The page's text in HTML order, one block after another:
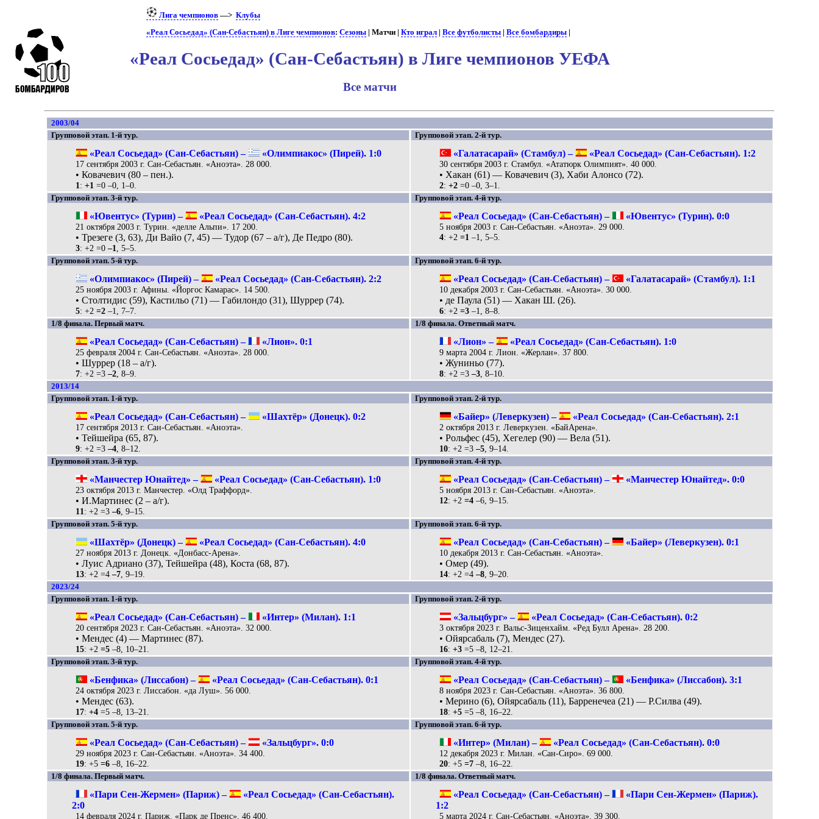
Лига чемпионов —>Клубы
«Реал Сосьедад» (Сан-Себастьян) в Лиге чемпионов:Сезоны | Матчи |Кто играл |Все футболисты |Все бомбардиры |
«Реал Сосьедад» (Сан-Себастьян) в Лиге чемпионов УЕФА
Все матчи
2003/04
Групповой этап. 1-й тур.
«Реал Сосьедад» (Сан-Себастьян) – «Олимпиакос» (Пирей). 1:0
17 сентября 2003 г. Сан-Себастьян. «Аноэта». 28 000.
• Ковачевич (80 – пен.).
1:+1 =0 –0, 1–0.
Групповой этап. 2-й тур.
«Галатасарай» (Стамбул) – «Реал Сосьедад» (Сан-Себастьян). 1:2
30 сентября 2003 г. Стамбул. «Ататюрк Олимпият». 40 000.
• Хакан (61) — Ковачевич (3), Хаби Алонсо (72).
2:+2 =0 –0, 3–1.
Групповой этап. 3-й тур.
«Ювентус» (Турин) – «Реал Сосьедад» (Сан-Себастьян). 4:2
21 октября 2003 г. Турин. «делле Альпи». 17 200.
• Трезеге (3, 63), Ди Вайо (7, 45) — Тудор (67 – а/г), Де Педро (80).
3: +2 =0 –1, 5–5.
Групповой этап. 4-й тур.
«Реал Сосьедад» (Сан-Себастьян) – «Ювентус» (Турин). 0:0
5 ноября 2003 г. Сан-Себастьян. «Аноэта». 29 000.
4: +2 =1 –1, 5–5.
Групповой этап. 5-й тур.
«Олимпиакос» (Пирей) – «Реал Сосьедад» (Сан-Себастьян). 2:2
25 ноября 2003 г. Афины. «Йоргос Камарас». 14 500.
• Столтидис (59), Кастильо (71) — Габилондо (31), Шуррер (74).
5: +2 =2 –1, 7–7.
Групповой этап. 6-й тур.
«Реал Сосьедад» (Сан-Себастьян) – «Галатасарай» (Стамбул). 1:1
10 декабря 2003 г. Сан-Себастьян. «Аноэта». 30 000.
• де Паула (51) — Хакан Ш. (26).
6: +2 =3 –1, 8–8.
1/8 финала. Первый матч.
«Реал Сосьедад» (Сан-Себастьян) – «Лион». 0:1
25 февраля 2004 г. Сан-Себастьян. «Аноэта». 28 000.
• Шуррер (18 – а/г).
7: +2 =3 –2, 8–9.
1/8 финала. Ответный матч.
«Лион» – «Реал Сосьедад» (Сан-Себастьян). 1:0
9 марта 2004 г. Лион. «Жерлан». 37 800.
• Жуниньо (77).
8: +2 =3 –3, 8–10.
2013/14
Групповой этап. 1-й тур.
«Реал Сосьедад» (Сан-Себастьян) – «Шахтёр» (Донецк). 0:2
17 сентября 2013 г. Сан-Себастьян. «Аноэта».
• Тейшейра (65, 87).
9: +2 =3 –4, 8–12.
Групповой этап. 2-й тур.
«Байер» (Леверкузен) – «Реал Сосьедад» (Сан-Себастьян). 2:1
2 октября 2013 г. Леверкузен. «БайАрена».
• Рольфес (45), Хегелер (90) — Вела (51).
10: +2 =3 –5, 9–14.
Групповой этап. 3-й тур.
«Манчестер Юнайтед» – «Реал Сосьедад» (Сан-Себастьян). 1:0
23 октября 2013 г. Манчестер. «Олд Траффорд».
• И.Мартинес (2 – а/г).
11: +2 =3 –6, 9–15.
Групповой этап. 4-й тур.
«Реал Сосьедад» (Сан-Себастьян) – «Манчестер Юнайтед». 0:0
5 ноября 2013 г. Сан-Себастьян. «Аноэта».
12: +2 =4 –6, 9–15.
Групповой этап. 5-й тур.
«Шахтёр» (Донецк) – «Реал Сосьедад» (Сан-Себастьян). 4:0
27 ноября 2013 г. Донецк. «Донбасс-Арена».
• Луис Адриано (37), Тейшейра (48), Коста (68, 87).
13: +2 =4 –7, 9–19.
Групповой этап. 6-й тур.
«Реал Сосьедад» (Сан-Себастьян) – «Байер» (Леверкузен). 0:1
10 декабря 2013 г. Сан-Себастьян. «Аноэта».
• Омер (49).
14: +2 =4 –8, 9–20.
2023/24
Групповой этап. 1-й тур.
«Реал Сосьедад» (Сан-Себастьян) – «Интер» (Милан). 1:1
20 сентября 2023 г. Сан-Себастьян. «Аноэта». 32 000.
• Мендес (4) — Мартинес (87).
15: +2 =5 –8, 10–21.
Групповой этап. 2-й тур.
«Зальцбург» – «Реал Сосьедад» (Сан-Себастьян). 0:2
3 октября 2023 г. Вальс-Зиценхайм. «Ред Булл Арена». 28 200.
• Ойярсабаль (7), Мендес (27).
16:+3 =5 –8, 12–21.
Групповой этап. 3-й тур.
«Бенфика» (Лиссабон) – «Реал Сосьедад» (Сан-Себастьян). 0:1
24 октября 2023 г. Лиссабон. «да Луш». 56 000.
• Мендес (63).
17:+4 =5 –8, 13–21.
Групповой этап. 4-й тур.
«Реал Сосьедад» (Сан-Себастьян) – «Бенфика» (Лиссабон). 3:1
8 ноября 2023 г. Сан-Себастьян. «Аноэта». 36 800.
• Мерино (6), Ойярсабаль (11), Барренечеа (21) — Р.Силва (49).
18:+5 =5 –8, 16–22.
Групповой этап. 5-й тур.
«Реал Сосьедад» (Сан-Себастьян) – «Зальцбург». 0:0
29 ноября 2023 г. Сан-Себастьян. «Аноэта». 34 400.
19: +5 =6 –8, 16–22.
Групповой этап. 6-й тур.
«Интер» (Милан) – «Реал Сосьедад» (Сан-Себастьян). 0:0
12 декабря 2023 г. Милан. «Сан-Сиро». 69 000.
20: +5 =7 –8, 16–22.
1/8 финала. Первый матч.
«Пари Сен-Жермен» (Париж) –
«Реал Сосьедад» (Сан-Себастьян).
2:0
14 февраля 2024 г. Париж. «Парк де Пренс». 46 400.
1/8 финала. Ответный матч.
«Реал Сосьедад» (Сан-Себастьян) –
«Пари Сен-Жермен» (Париж).
1:2
5 марта 2024 г. Сан-Себастьян. «Аноэта». 39 300.